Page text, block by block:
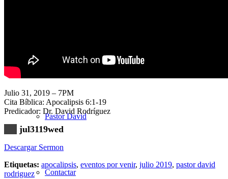
Campaña Pro-templo
Pastor David
Contactar
Julio 31, 2019 – 7PM
Cita Bíblica: Apocalipsis 6:1-19
Predicador: Dr. David Rodríguez
jul3119wed
Descargar Sermon
Etiquetas: apocalipsis, eventos por venir, julio 2019, pastor david
rodriguez